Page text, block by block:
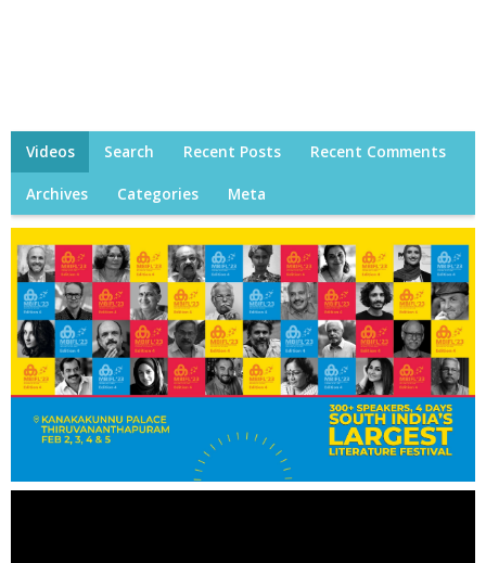
Videos Search Recent Posts Recent Comments
Archives Categories Meta